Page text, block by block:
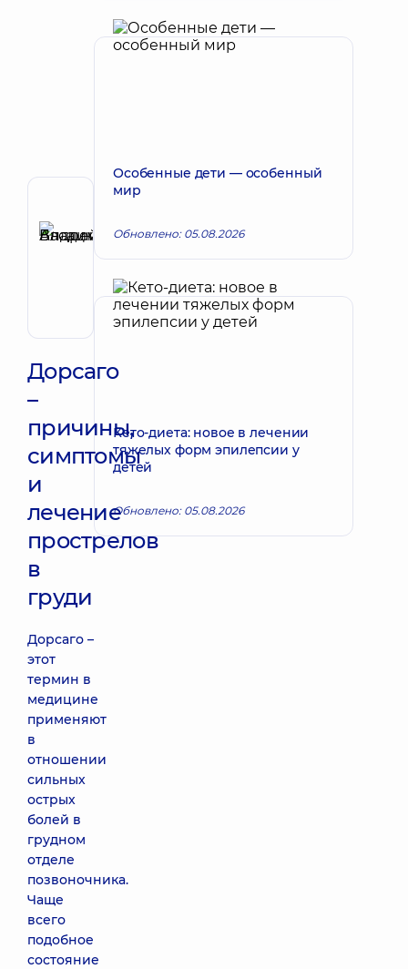
Басацкий
Хирург
эндоваскулярный
Запись к врачу
Дорсаго
–
причины,
симптомы
и
лечение
прострелов
в
груди
Дорсаго –
этот
термин в
медицине
применяют
в
отношении
сильных
острых
болей в
грудном
отделе
позвоночника.
Чаще
всего
подобное
состояние
Особенные дети — особенный
мир
Обновлено: 05.08.2026
Кето-диета: новое в лечении
тяжелых форм эпилепсии у
детей
Обновлено: 05.08.2026